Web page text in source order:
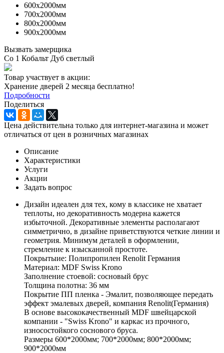
600х2000мм
700х2000мм
800х2000мм
900х2000мм
Вызвать замерщика
Co 1 Кобальт Дуб светлый
Товар участвует в акции:
Хранение дверей 2 месяца бесплатно!
Подробности
Поделиться
Цена действительна только для интернет-магазина и может
отличаться от цен в розничных магазинах
Описание
Характеристики
Услуги
Акции
Задать вопрос
Дизайн идеален для тех, кому в классике не хватает
теплоты, но декоративность модерна кажется
избыточной. Декоративные элементы располагают
симметрично, в дизайне приветствуются четкие линии и
геометрия. Минимум деталей в оформлении,
стремление к изысканной простоте.
Покрытыие: Полипропилен Renolit Германия
Материал: MDF Swiss Krono
Заполнение стоевой: сосновый брус
Толщина полотна: 36 мм
Покрытие ПП пленка - Эмалит, позволяющее передать
эффект эмалевых дверей, компания Renolit(Германия)
В основе высококачественный MDF швейцарской
компании - "Swiss Krono" и каркас из прочного,
износостойкого соснового бруса.
Размеры 600*2000мм; 700*2000мм; 800*2000мм;
900*2000мм